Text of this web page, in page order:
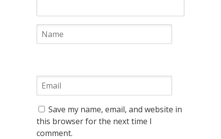
Save my name, email, and website in
this browser for the next time I
comment.